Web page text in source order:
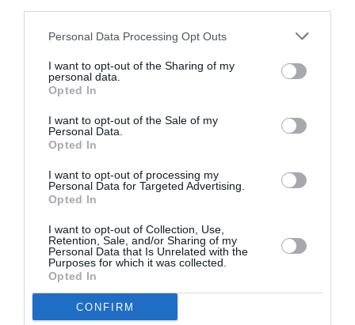
Personal Data Processing Opt Outs
I want to opt-out of the Sharing of my
personal data.
Opted In
I want to opt-out of the Sale of my
Personal Data.
Opted In
I want to opt-out of processing my
Personal Data for Targeted Advertising.
Opted In
I want to opt-out of Collection, Use,
Retention, Sale, and/or Sharing of my
Personal Data that Is Unrelated with the
Purposes for which it was collected.
Opted In
CONFIRM
Soutenez Air Journal participezà son
développement !
NDRa commenté l'article :
Contrôles aux frontières entre l’Espagne et l’Italie : des
arrivées plus longues, des correspondances à risque